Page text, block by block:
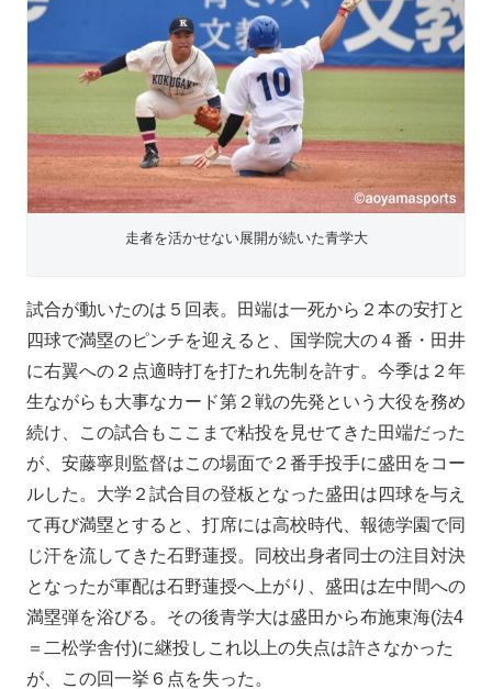
走者を活かせない展開が続いた青学大
試合が動いたのは５回表。田端は一死から２本の安打と
四球で満塁のピンチを迎えると、国学院大の４番・田井
に右翼への２点適時打を打たれ先制を許す。今季は２年
生ながらも大事なカード第２戦の先発という大役を務め
続け、この試合もここまで粘投を見せてきた田端だった
が、安藤寧則監督はこの場面で２番手投手に盛田をコー
ルした。大学２試合目の登板となった盛田は四球を与え
て再び満塁とすると、打席には高校時代、報徳学園で同
じ汗を流してきた石野蓮授。同校出身者同士の注目対決
となったが軍配は石野蓮授へ上がり、盛田は左中間への
満塁弾を浴びる。その後青学大は盛田から布施東海(法4
＝二松学舎付)に継投しこれ以上の失点は許さなかった
が、この回一挙６点を失った。